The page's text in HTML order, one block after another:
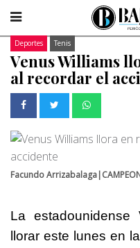
Deportes Tenis
Venus Williams
al recordar el
Facundo
La
llorar este lunes en